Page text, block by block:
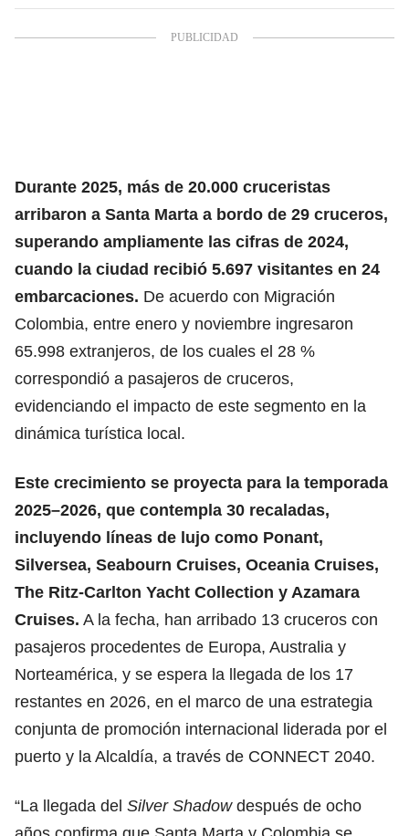
Durante 2025, más de 20.000 cruceristas
arribaron a Santa Marta a bordo de 29 cruceros,
superando ampliamente las cifras de 2024,
cuando la ciudad recibió 5.697 visitantes en 24
embarcaciones. De acuerdo con Migración
Colombia, entre enero y noviembre ingresaron
65.998 extranjeros, de los cuales el 28 %
correspondió a pasajeros de cruceros,
evidenciando el impacto de este segmento en la
dinámica turística local.
Este crecimiento se proyecta para la temporada
2025–2026, que contempla 30 recaladas,
incluyendo líneas de lujo como Ponant,
Silversea, Seabourn Cruises, Oceania Cruises,
The Ritz-Carlton Yacht Collection y Azamara
Cruises. A la fecha, han arribado 13 cruceros con
pasajeros procedentes de Europa, Australia y
Norteamérica, y se espera la llegada de los 17
restantes en 2026, en el marco de una estrategia
conjunta de promoción internacional liderada por el
puerto y la Alcaldía, a través de CONNECT 2040.
“La llegada del Silver Shadowdespués de ocho